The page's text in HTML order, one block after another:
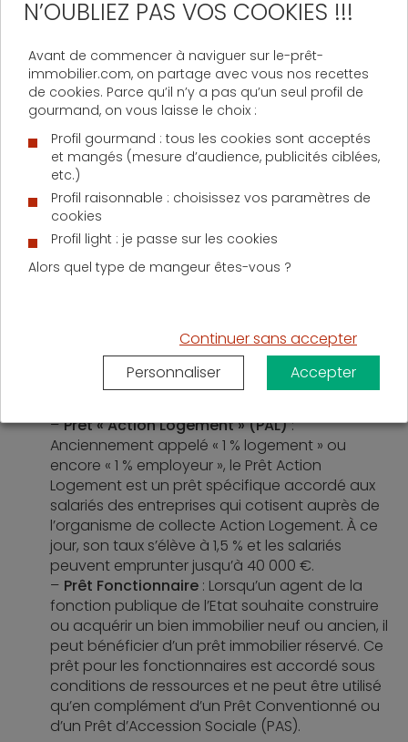
fiscaux comme une TVA réduite, l’exonération
depuis 25 ou 30 ans répondant aux normes
environnementales.
Prêt Conventionné Locatif (PCL): La
construction, acquisition ou rénovation de
biens immobiliers en vu d’être mis sur le marché
de la location peut être financée par le biais
d’un Prêt Conventionné Locatif. Ce dernier peut
prendre en charge 90 % des coûts de
l’opération et être combiné avec des
complémentaires compatibles. Si l’emprunteur
veut bénéficier des APL, il doit signer une
convention avec l’Etat lors de sa souscription
Les prêts complémentaires en
Prêt « Action Logement » (PAL):
Anciennement appelé « 1 % logement » ou
encore « 1 % employeur », le Prêt Action
Logement est un prêt spécifique accordé aux
salariés des entreprises qui cotisent auprès de
l’organisme de collecte Action Logement. À ce
jour, son taux s’élève à 1,5 % et les salariés
peuvent emprunter jusqu’à 40 000 €.
Prêt Fonctionnaire : Lorsqu’un agent de la
fonction publique de l’Etat souhaite construire
ou acquérir un bien immobilier neuf ou ancien, il
peut bénéficier d’un prêt immobilier réservé. Ce
prêt pour les fonctionnaires est accordé sous
conditions de ressources et ne peut être utilisé
qu’en complément d’un Prêt Conventionné ou
d’un Prêt d’Accession Sociale (PAS).
N’OUBLIEZ PAS VOS COOKIES !!!
Avant de commencer à naviguer sur le-prêt-
immobilier.com, on partage avec vous nos recettes
de cookies. Parce qu’il n’y a pas qu’un seul profil de
gourmand, on vous laisse le choix :
Profil gourmand : tous les cookies sont acceptés
et mangés (mesure d’audience, publicités ciblées,
etc.)
Profil raisonnable : choisissez vos paramètres de
cookies
Profil light : je passe sur les cookies
Alors quel type de mangeur êtes-vous ?
Continuer sans accepter
Personnaliser
Accepter